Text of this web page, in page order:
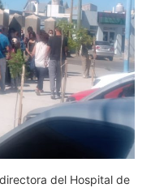
del Hospital de